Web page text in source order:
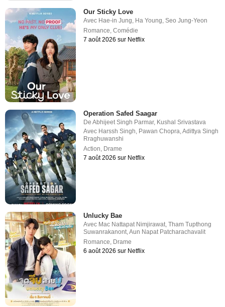
Our Sticky Love
Avec Hae-in Jung, Ha Young,Seo Jung-Yeon
Romance,Comédie
7 août 2026 sur Netflix
Operation Safed Saagar
DeAbhijeet Singh Parmar, Kushal Srivastava
Avec Harssh Singh, Pawan Chopra,Adittya Singh
Rraghuwanshi
Action, Drame
7 août 2026 sur Netflix
Unlucky Bae
Avec Mac Nattapat Nimjirawat ,Tham Tupthong
Suwanrakanont ,Aun Napat Patcharachavalit
Romance Drame
6 août 2026 sur Netflix